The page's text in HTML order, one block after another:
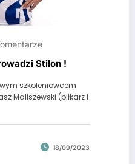
Stilon !
szkoleniowcem
Maliszewski (piłkarz i
18/09/2023